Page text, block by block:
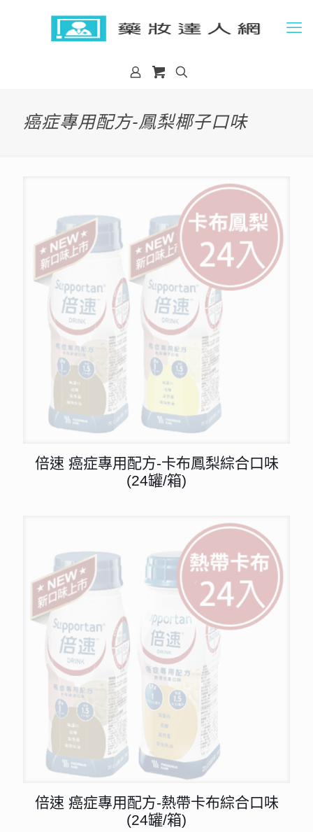
癌症專用配方-鳳梨椰子口味
倍速 癌症專用配方-卡布鳳梨綜合口味
(24罐/箱)
倍速 癌症專用配方-熱帶卡布綜合口味
(24罐/箱)